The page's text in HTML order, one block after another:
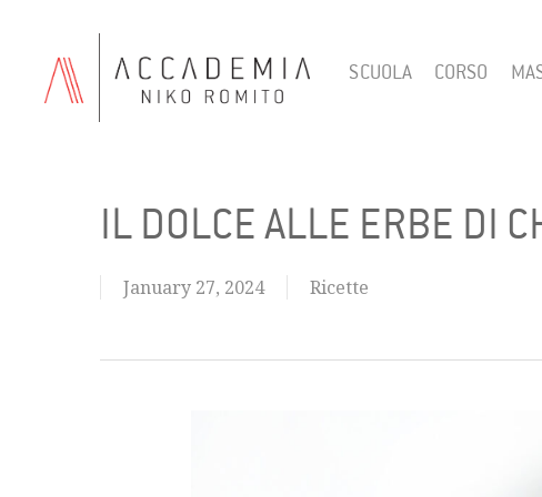
SCUOLA CORSO
IL DOLCE ALLE ERBE DI
January 27, 2024 Ricette